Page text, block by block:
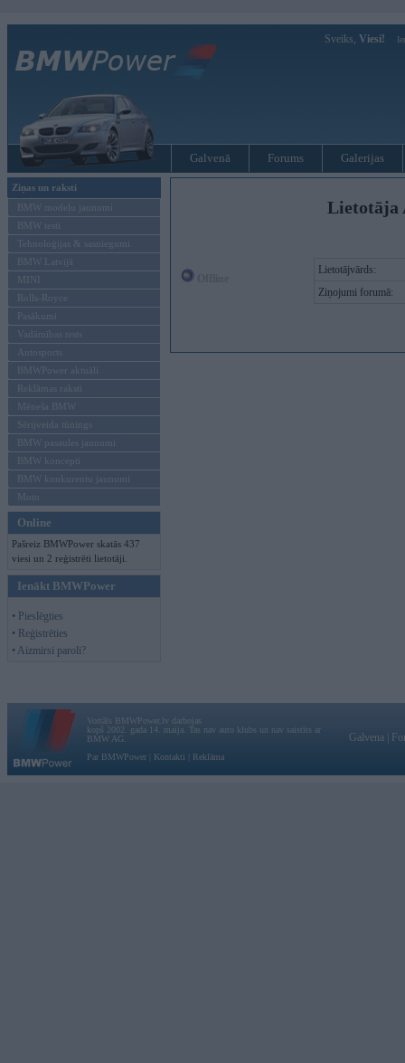
Sveiks, Viesi!
Galvenā Forums Galerijas
Ziņas un raksti
BMW modeļu jaunumi
BMW testi
Tehnoloģijas & sasniegumi
BMW Latvijā
MINI
Rolls-Royce
Pasākumi
Vadāmības tests
Autosports
BMWPower aktuāli
Reklāmas raksti
Mēneša BMW
Sērijveida tūnings
BMW pasaules jaunumi
BMW koncepti
BMW konkurentu jaunumi
Moto
Online
Pašreiz BMWPower skatās 437
viesi un 2 reģistrēti lietotāji.
Ienākt BMWPower
• Pieslēgties
• Reģistrēties
• Aizmirsi paroli?
Lietotāja
Lietotājvārds:
Ziņojumi forumā:
Vortāls BMWPower.lv darbojas
kopš 2002. gada 14. maija. Tas nav auto klubs un nav saistīts ar
BMW AG.
Par BMWPower
Kontakti Reklāma
Galvena